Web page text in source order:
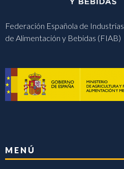
Federación Española de Industrias
de Alimentación y Bebidas (FIAB)
MENÚ